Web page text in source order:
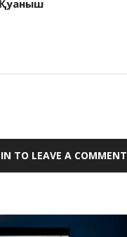
Қуаныш
TO LEAVE A COMMENT